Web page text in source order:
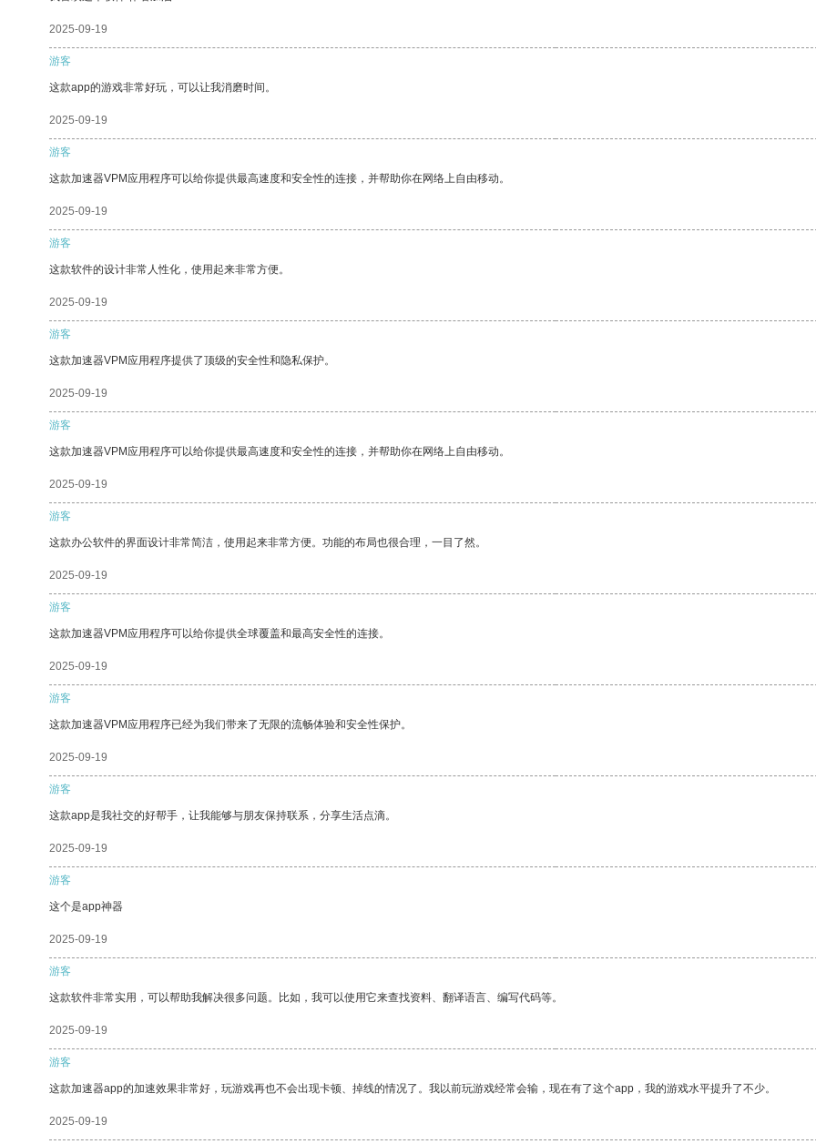
2025-09-19
游客
这款app的游戏非常好玩，可以让我消磨时间。
2025-09-19
游客
这款加速器VPM应用程序可以给你提供最高速度和安全性的连接，并帮助你在网络上自由移动。
2025-09-19
游客
这款软件的设计非常人性化，使用起来非常方便。
2025-09-19
游客
这款加速器VPM应用程序提供了顶级的安全性和隐私保护。
2025-09-19
游客
这款加速器VPM应用程序可以给你提供最高速度和安全性的连接，并帮助你在网络上自由移动。
2025-09-19
游客
这款办公软件的界面设计非常简洁，使用起来非常方便。功能的布局也很合理，一目了然。
2025-09-19
游客
这款加速器VPM应用程序可以给你提供全球覆盖和最高安全性的连接。
2025-09-19
游客
这款加速器VPM应用程序已经为我们带来了无限的流畅体验和安全性保护。
2025-09-19
游客
这款app是我社交的好帮手，让我能够与朋友保持联系，分享生活点滴。
2025-09-19
游客
这个是app神器
2025-09-19
游客
这款软件非常实用，可以帮助我解决很多问题。比如，我可以使用它来查找资料、翻译语言、编写代码等。
2025-09-19
游客
这款加速器app的加速效果非常好，玩游戏再也不会出现卡顿、掉线的情况了。我以前玩游戏经常会输，现在有了这个app，我的游戏水平提升了不少。
2025-09-19